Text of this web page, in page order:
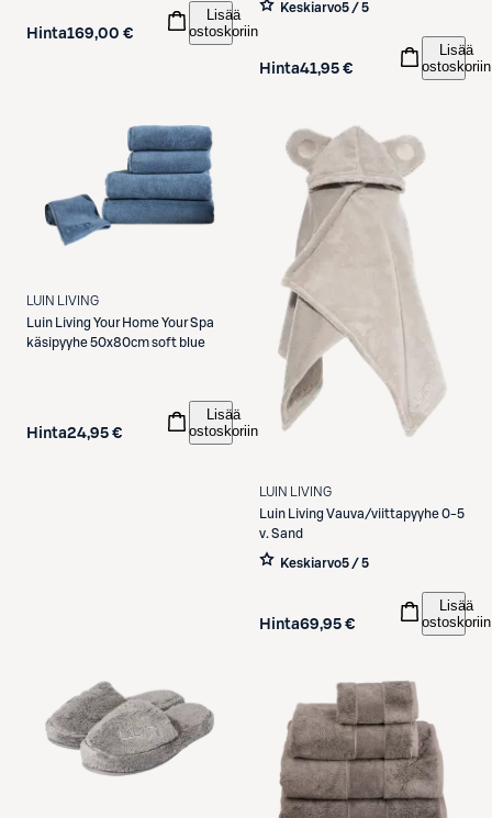
Hinta169,00 €
Lisää
ostoskoriin
Keskiarvo5 / 5
Hinta41,95 €
Lisää
ostoskoriin
LUIN LIVING
Luin Living Your Home Your Spa
käsipyyhe 50x80cm soft blue
Hinta24,95 €
Lisää
ostoskoriin
LUIN LIVING
Luin Living Vauva/viittapyyhe 0-5
v. Sand
Keskiarvo5 / 5
Hinta69,95 €
Lisää
ostoskoriin